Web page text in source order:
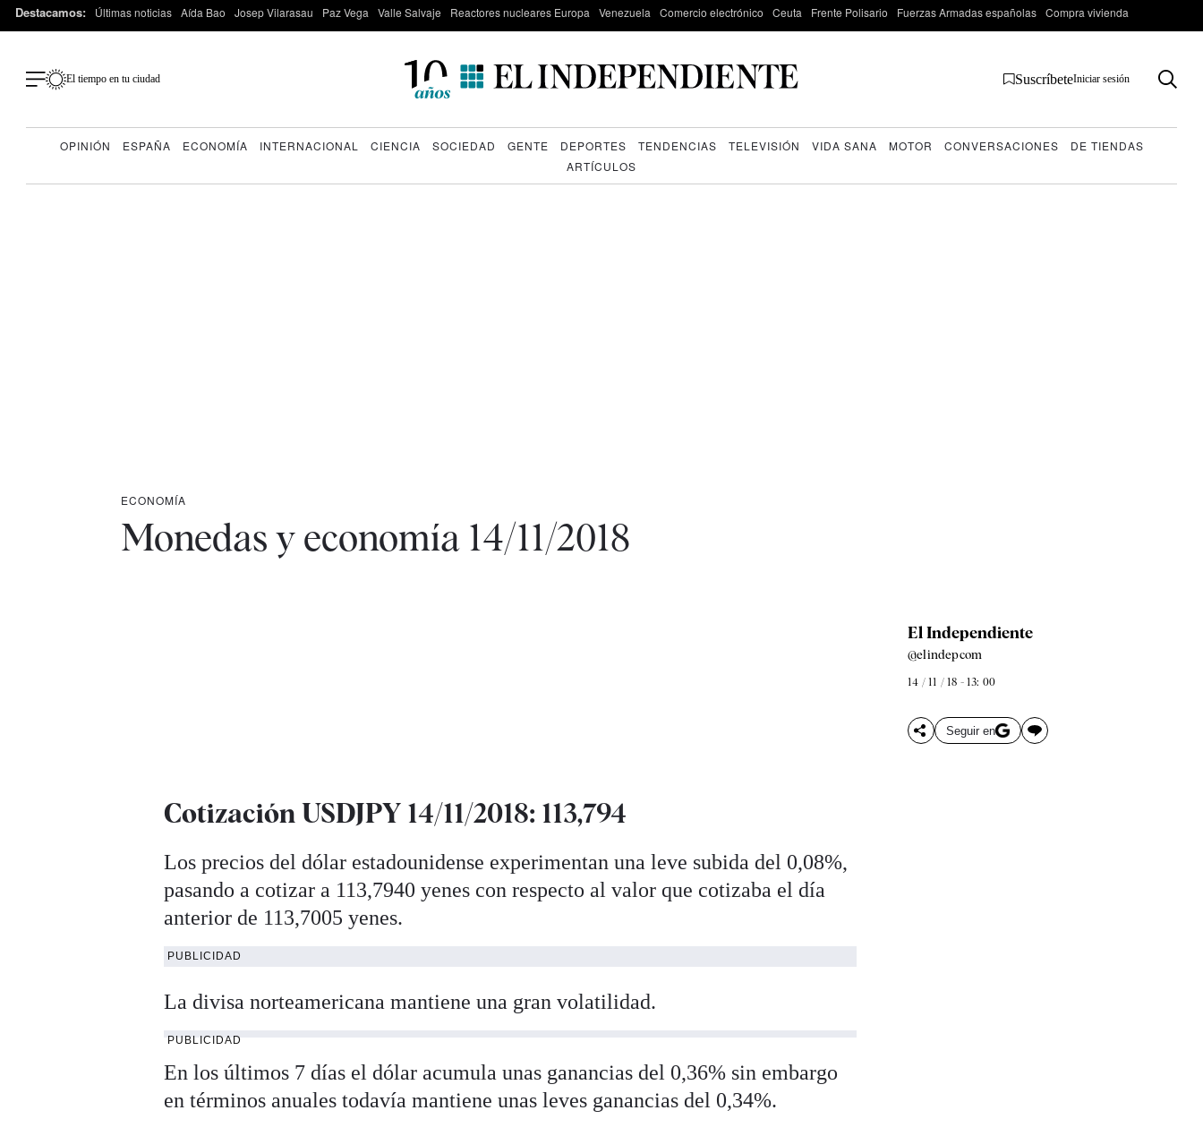
Destacamos: Últimas noticias Aída Bao Josep Vilarasau Paz Vega Valle Salvaje Reactores nucleares Europa Venezuela Comercio electrónico Ceuta Frente Polisario Fuerzas Armadas españolas Compra vivienda
El tiempo en tu ciudad SuscríbeteIniciar sesión
OPINIÓN ESPAÑA ECONOMÍA INTERNACIONAL CIENCIA SOCIEDAD GENTE DEPORTES TENDENCIAS TELEVISIÓN VIDA SANA MOTOR CONVERSACIONES
DE TIENDAS
ARTÍCULOS
ECONOMÍA
Monedas y economía 14/11/2018
El Independiente
@elindepcom
14 / 11 / 18 - 13: 00
Seguir en
Cotización USDJPY 14/11/2018: 113,794
Los precios del dólar estadounidense experimentan una leve subida del 0,08%,
pasando a cotizar a 113,7940 yenes con respecto al valor que cotizaba el día
anterior de 113,7005 yenes.
PUBLICIDAD
La divisa norteamericana mantiene una gran volatilidad.
PUBLICIDAD
En los últimos 7 días el dólar acumula unas ganancias del 0,36% sin embargo
en términos anuales todavía mantiene unas leves ganancias del 0,34%.